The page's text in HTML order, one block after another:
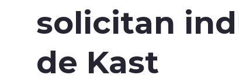
solicitan
de Kast